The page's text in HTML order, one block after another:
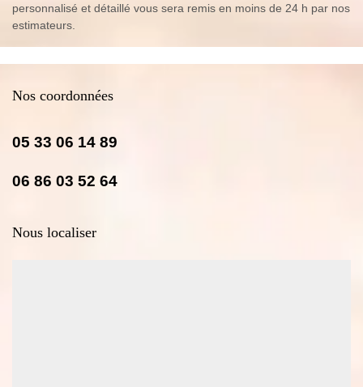
personnalisé et détaillé vous sera remis en moins de 24 h par nos
estimateurs.
Nos coordonnées
05 33 06 14 89
06 86 03 52 64
Nous localiser